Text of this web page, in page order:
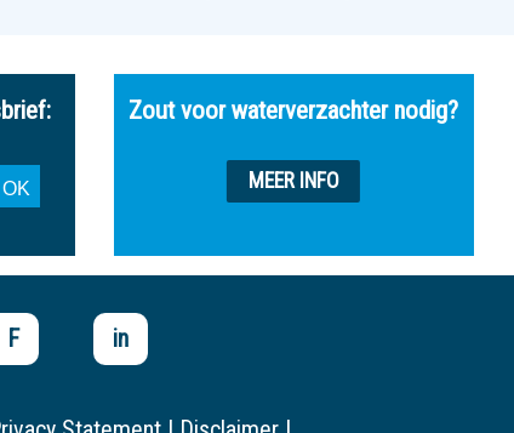
Zout voor waterverzachter nodig?
MEER INFO
F in